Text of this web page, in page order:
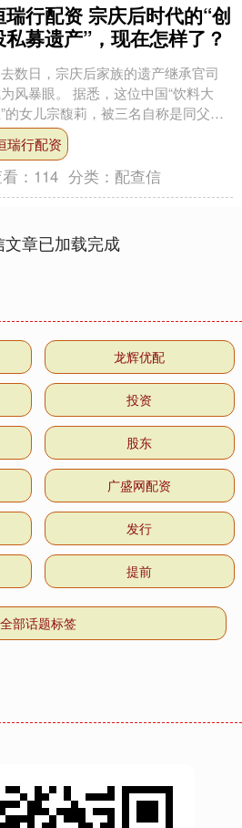
瑞行配资 宗庆后时代的“创
私募遗产”，现在怎样了？
数日，宗庆后家族的遗产继承官司
风暴眼。 据悉，这位中国“饮料大
的女儿宗馥莉，被三名自称是同父异
弟妹起诉，这三人主张作为宗庆后
女应享受平等的信....
瑞行配资
： 114 分类： 配查信
文章已加载完成
龙辉优配
投资
股东
广盛网配资
发行
提前
全部话题标签